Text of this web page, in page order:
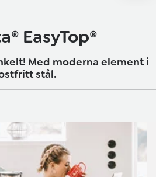
EasyTop®
Med moderna element i
stål.